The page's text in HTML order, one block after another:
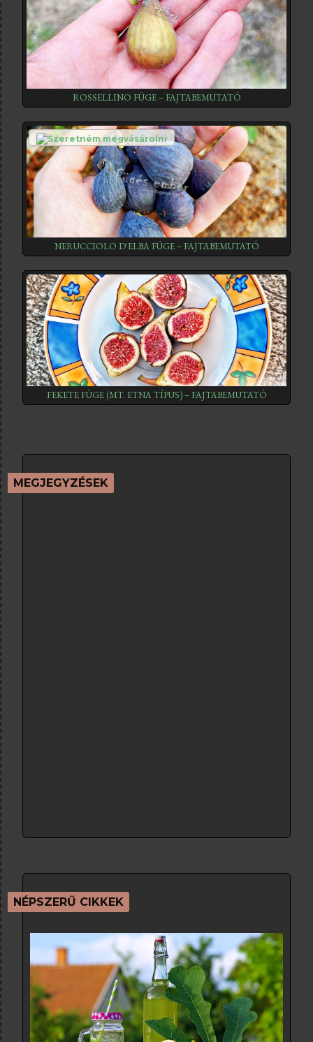
ROSSELLINO FÜGE – FAJTABEMUTATÓ
NERUCCIOLO D'ELBA FÜGE – FAJTABEMUTATÓ
FEKETE FÜGE (MT. ETNA TÍPUS) – FAJTABEMUTATÓ
MEGJEGYZÉSEK
NÉPSZERŰ CIKKEK